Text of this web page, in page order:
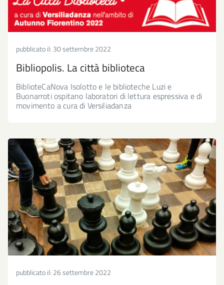
pubblicato il: 30 settembre 2022
Bibliopolis. La città biblioteca
BiblioteCaNova Isolotto e le biblioteche Luzi e
Buonarroti ospitano laboratori di lettura espressiva e di
movimento a cura di Versiliadanza
pubblicato il: 26 settembre 2022